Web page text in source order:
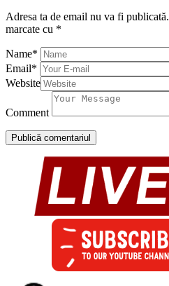
Adresa ta de email nu va fi publicată.
marcate cu *
Name*
Email*
Website
Comment